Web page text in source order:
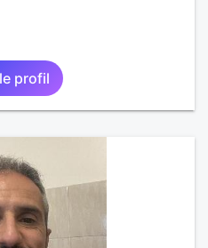
profil